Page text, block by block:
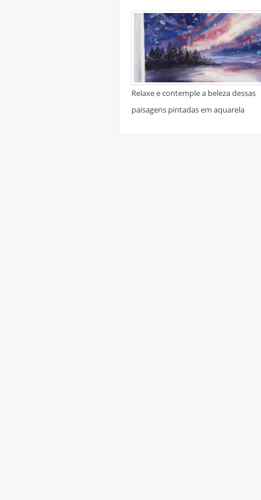
Relaxe e contemple a beleza dessas
paisagens pintadas em aquarela